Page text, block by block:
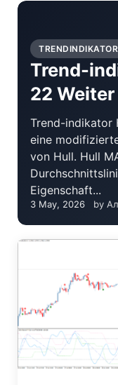
Trend-
22 Weiter
Trend-indikator
eine
von Hull. Hull
Eigenschaft...
3 May, 2026 by